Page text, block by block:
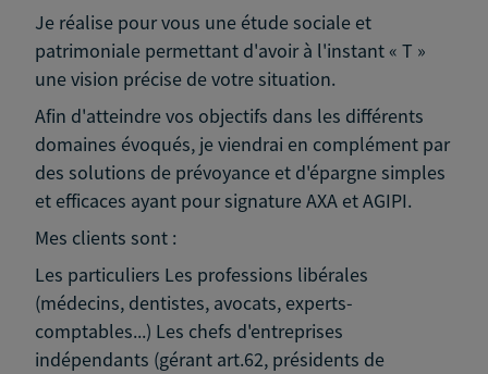
Je réalise pour vous une étude sociale et
patrimoniale permettant d'avoir à l'instant « T »
une vision précise de votre situation.
Afin d'atteindre vos objectifs dans les différents
domaines évoqués, je viendrai en complément par
des solutions de prévoyance et d'épargne simples
et efficaces ayant pour signature AXA et AGIPI.
Mes clients sont :
Les particuliers Les professions libérales
(médecins, dentistes, avocats, experts-
comptables...) Les chefs d'entreprises
indépendants (gérant art.62, présidents de